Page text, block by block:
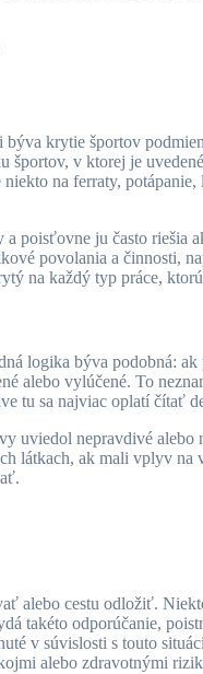
krytie športov
v ktorej je
na ferraty,
poisťovne ju často riešia
povolania a činnosti,
na každý typ práce,
logika býva podobná:
alebo vylúčené. To
tu sa najviac oplatí čítať
uviedol nepravdivé alebo
látkach, ak mali vplyv na
alebo cestu odložiť.
takéto odporúčanie,
v súvislosti s touto
alebo zdravotnými